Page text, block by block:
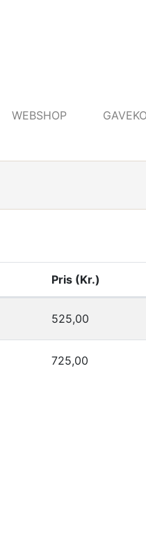
WEBSHOP
Pris (Kr.)
525,00
725,00